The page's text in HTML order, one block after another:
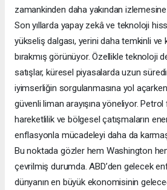
zamankinden daha yakından
Son yıllarda yapay zekâ ve teknoloji
yükseliş dalgası, yerini daha temkinli ve
bırakmış görünüyor. Özellikle teknoloji
satışlar, küresel piyasalarda uzun
iyimserliğin sorgulanmasına yol
güvenli liman arayışına yöneliyor.
hareketlilik ve bölgesel çatışmaların
enflasyonla mücadeleyi daha da
Bu noktada gözler hem Washington
çevrilmiş durumda. ABD’den gelecek
dünyanın en büyük ekonomisinin